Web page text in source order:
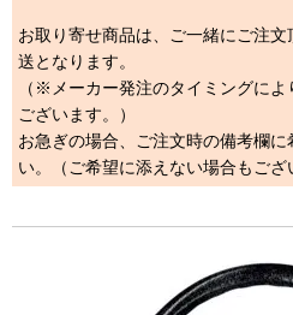
お取り寄せ商品は、ご一緒にご注
送となります。
（※メーカー発注のタイミングに
ございます。）
お急ぎの場合、ご注文時の備考欄
い。（ご希望に添えない場合もござ